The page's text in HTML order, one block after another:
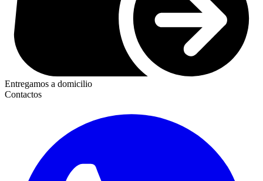
Entregamos a domicilio
Contactos